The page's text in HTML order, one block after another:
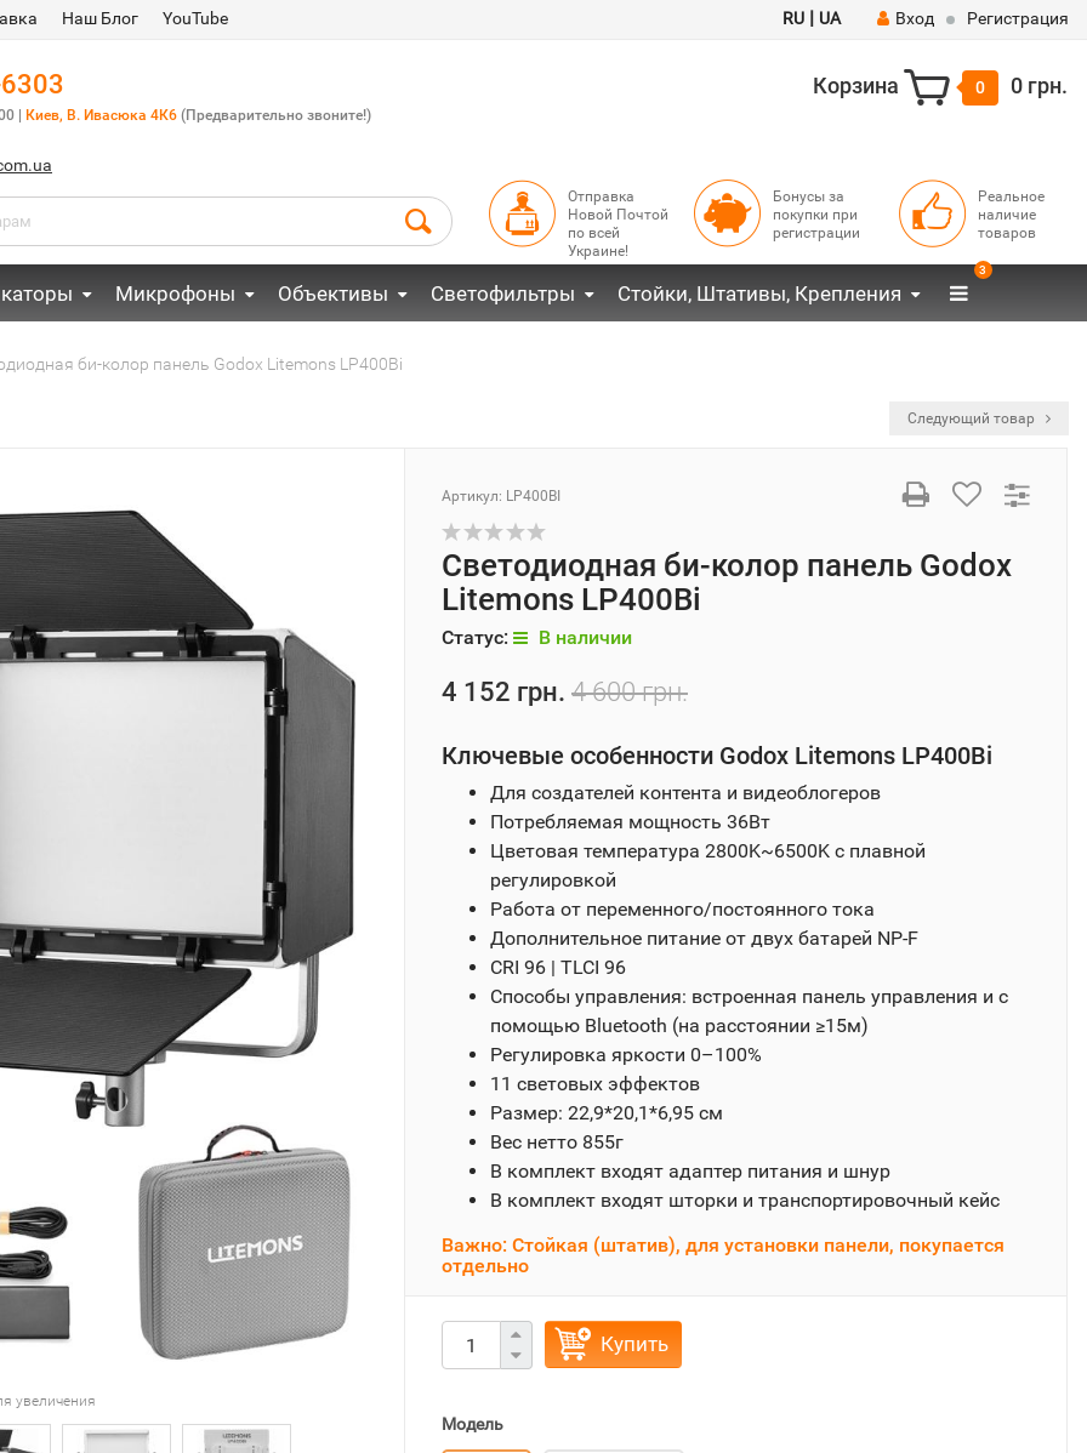
Наш Блог YouTube RU | UA Вход Регистрация
| Киев, В. Ивасюка 4К6 (Предварительно звоните!)
Корзина 0 0 грн.
Отправка
Новой Почтой
по всей
Украине!
Бонусы за
покупки при
регистрации
Реальное
наличие
товаров
Микрофоны Объективы Светофильтры Стойки, Штативы, Крепления
3
би-колор панель Godox Litemons LP400Bi
Следующий товар
увеличения
Артикул: LP400BI
Светодиодная би-колор панель Godox
Litemons LP400Bi
Статус: В наличии
4 152 грн. 4 600 грн.
Ключевые особенности Godox Litemons LP400Bi
Для создателей контента и видеоблогеров
Потребляемая мощность 36Вт
Цветовая температура 2800K~6500K с плавной
регулировкой
Работа от переменного/постоянного тока
Дополнительное питание от двух батарей NP-F
CRI 96 | TLCI 96
Способы управления: встроенная панель управления и с
помощью Bluetooth (на расстоянии ≥15м)
Регулировка яркости 0–100%
11 световых эффектов
Размер: 22,9*20,1*6,95 см
Вес нетто 855г
В комплект входят адаптер питания и шнур
В комплект входят шторки и транспортировочный кейс
Важно: Стойкая (штатив), для установки панели, покупается
отдельно
Купить
Модель